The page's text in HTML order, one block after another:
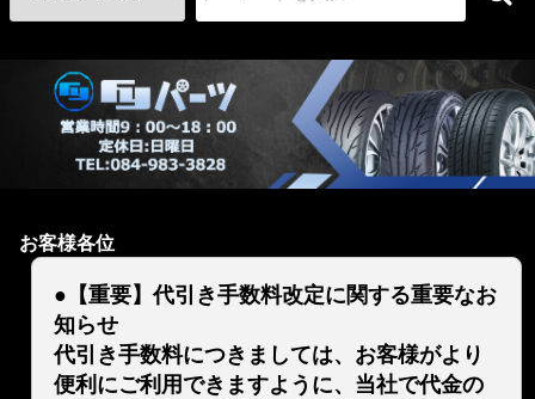
お客様各位
●【重要】代引き手数料改定に関する重要なお
知らせ
代引き手数料につきましては、お客様がより
便利にご利用できますように、当社で代金の